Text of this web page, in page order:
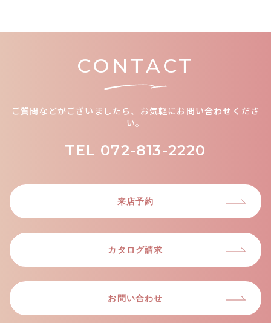
CONTACT
ご質問などがございましたら、お気軽にお問い合わせくださ
い。
TEL 072-813-2220
来店予約
カタログ請求
お問い合わせ